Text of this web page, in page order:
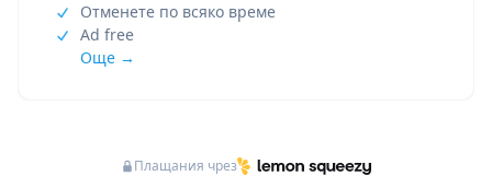
Отменете по всяко време
Ad free
Още →
Плащания чрез